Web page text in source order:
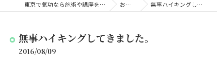
東京で気功なら施術や講座を行う気功サロン お知らせ 無事ハイキングしてきました。
無事ハイキングしてきました。
2016/08/09